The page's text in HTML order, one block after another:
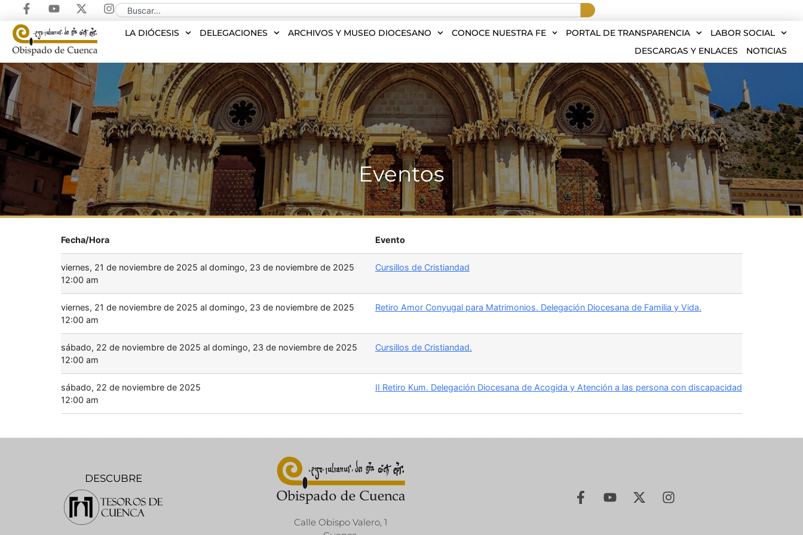
LA DIÓCESIS DELEGACIONES ARCHIVOS Y MUSEO DIOCESANO CONOCE NUESTRA FE PORTAL DE TRANSPARENCIA
LABOR SOCIAL
DESCARGAS Y ENLACES
NOTICIAS
Eventos
Fecha/Hora Evento
viernes, 21 de noviembre de 2025 al domingo, 23 de noviembre de 2025
12:00 am
Cursillos de Cristiandad
viernes, 21 de noviembre de 2025 al domingo, 23 de noviembre de 2025
12:00 am
Retiro Amor Conyugal para Matrimonios. Delegación Diocesana de Familia y Vida.
sábado, 22 de noviembre de 2025 al domingo, 23 de noviembre de 2025
12:00 am
Cursillos de Cristiandad.
sábado, 22 de noviembre de 2025
12:00 am
II Retiro Kum. Delegación Diocesana de Acogida y Atención a las persona con discapacidad
DESCUBRE
Calle Obispo Valero, 1